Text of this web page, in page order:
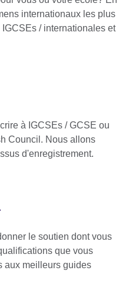
internationaux les plus
/ internationales et
à IGCSEs / GCSE ou
Council. Nous allons
d'enregistrement.
le soutien dont vous
que vous
aux meilleurs guides